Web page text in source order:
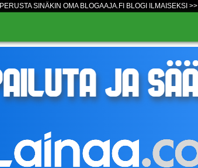
PERUSTA SINÄKIN OMA BLOGAAJA.FI BLOGI ILMAISEKSI >>